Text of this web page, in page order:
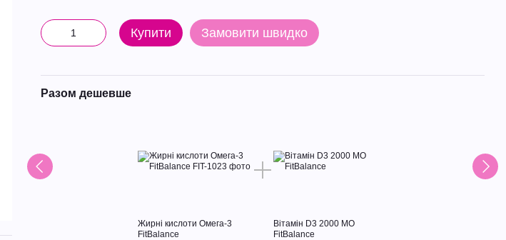
Купити Замовити швидко
Разом дешевше
Жирні кислоти Омега-3
FitBalance
Вітамін D3 2000 МО
FitBalance